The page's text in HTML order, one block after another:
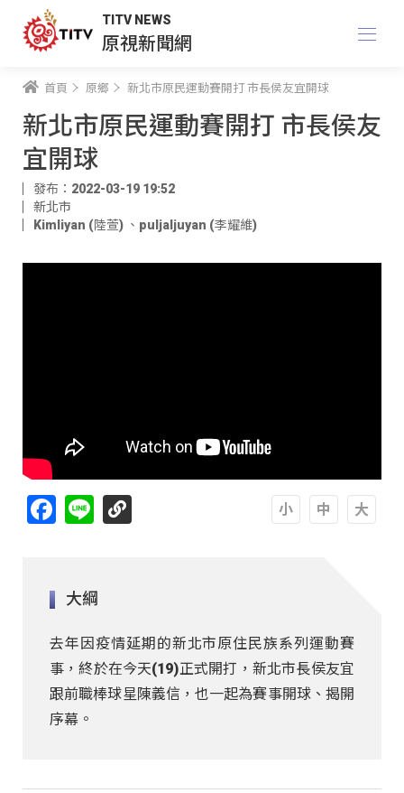
TITV NEWS
原視新聞網
首頁 原鄉 新北市原民運動賽開打 市長侯友宜開球
新北市原民運動賽開打 市長侯友
宜開球
發布：2022-03-19 19:52
新北市
Kimliyan (陸萱) 、 puljaljuyan (李耀維)
Facebook
Line
大綱
去年因疫情延期的新北市原住民族系列運動賽
事，終於在今天(19)正式開打，新北市長侯友宜
跟前職棒球星陳義信，也一起為賽事開球、揭開
序幕。